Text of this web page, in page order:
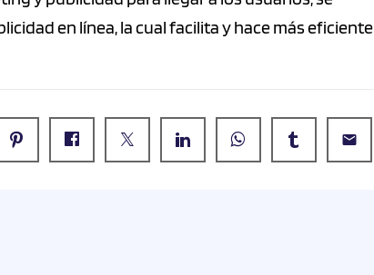
en línea, la cual facilita y hace más eficiente
email